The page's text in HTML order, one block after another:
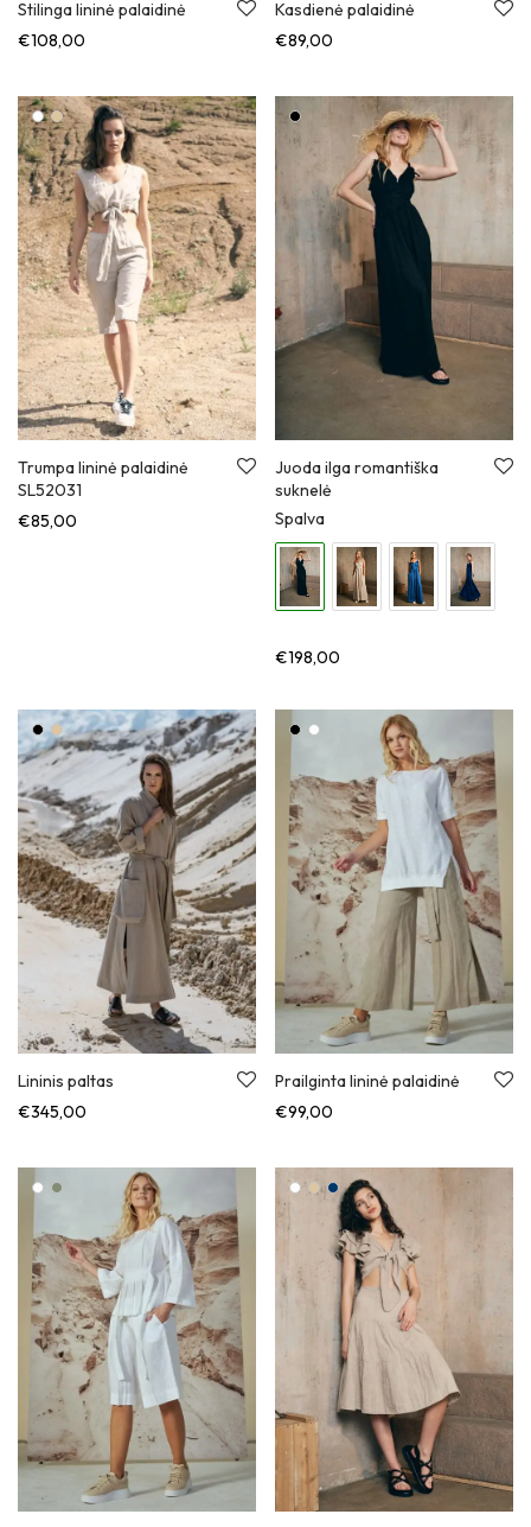
Stilinga lininė palaidinė
€108,00
Kasdienė palaidinė
€89,00
Trumpa lininė palaidinė
SL52031
€85,00
Juoda ilga romantiška
suknelė
Spalva
€198,00
Lininis paltas
€345,00
Prailginta lininė palaidinė
€99,00